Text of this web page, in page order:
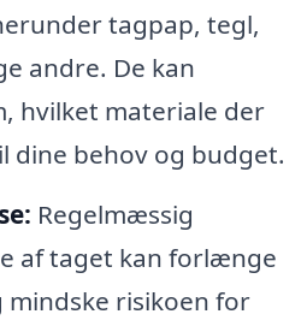
tagpap, tegl,
andre. De kan
hvilket materiale der
dine behov og budget.
Regelmæssig
af taget kan forlænge
mindske risikoen for